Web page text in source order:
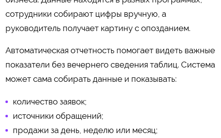
сотрудники собирают цифры вручную, а
руководитель получает картину с опозданием.
Автоматическая отчетность помогает видеть важные
показатели без вечернего сведения таблиц. Система
может сама собирать данные и показывать:
количество заявок;
источники обращений;
продажи за день, неделю или месяц;